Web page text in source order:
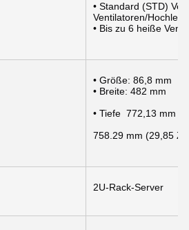
• Standard (STD)
Ventilatoren/
• Bis zu 6 heiße
• Größe: 86,8 mm
• Breite: 482 mm
• Tiefe  772,13 mm
758.29 mm (29,85
2U-Rack-Server